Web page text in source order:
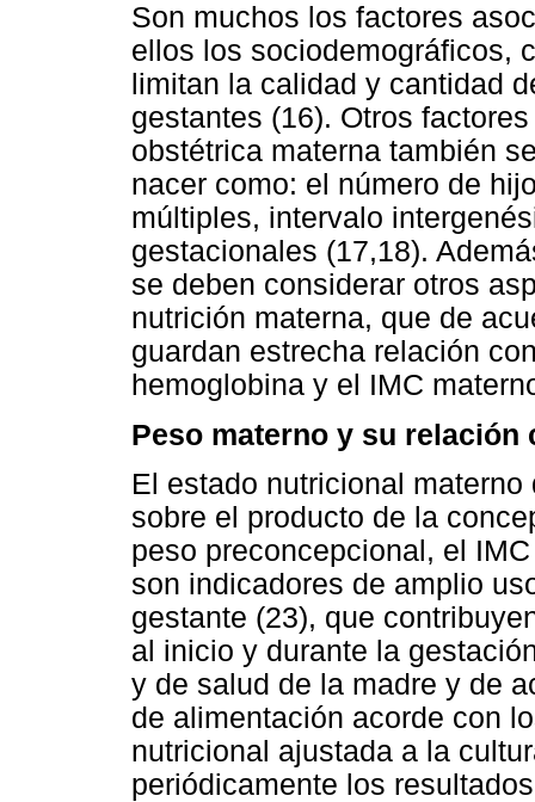
Son muchos los factores
ellos los sociodemográficos,
limitan la calidad y cantidad
gestantes (16). Otros
obstétrica materna también
nacer como: el número de
múltiples, intervalo
gestacionales (17,18).
se deben considerar otros
nutrición materna, que de
guardan estrecha relación
hemoglobina y el IMC
Peso materno y su relación
El estado nutricional
sobre el producto de la
peso preconcepcional, el
son indicadores de amplio
gestante (23), que
al inicio y durante la
y de salud de la madre y de
de alimentación acorde con
nutricional ajustada a la
periódicamente los